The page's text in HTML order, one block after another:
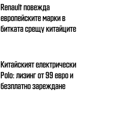
Renault повежда
европейските марки в
битката срещу китайците
Китайският електрически
Polo: лизинг от 99 евро и
безплатно зареждане